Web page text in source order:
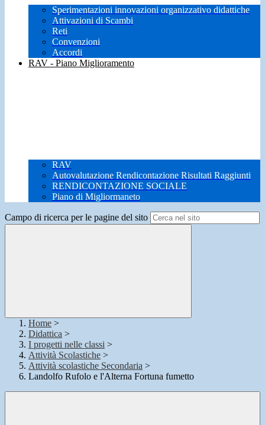
Sperimentazioni innovazioni organizzativo didattiche
Attivazioni di Scambi
Reti
Convenzioni
Accordi
RAV - Piano Miglioramento
RAV
Autovalutazione Rendicontazione Risultati Raggiunti
RENDICONTAZIONE SOCIALE
Piano di Migliormaneto
Campo di ricerca per le pagine del sito
Home >
Didattica >
I progetti nelle classi >
Attività Scolastiche >
Attività scolastiche Secondaria >
Landolfo Rufolo e l'Alterna Fortuna fumetto